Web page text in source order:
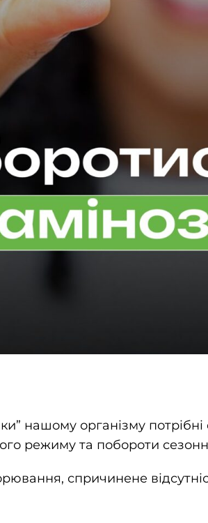
нашому організму
режиму та побороти
спричинене